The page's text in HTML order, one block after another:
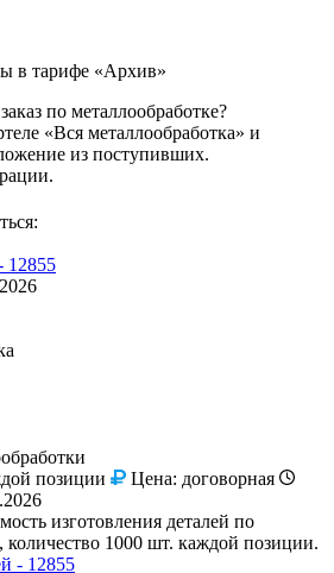
в тарифе «Архив»
по металлообработке?
«Вся металлообработка» и
из поступивших.
12855
позиции Цена: договорная
изготовления деталей по
1000 шт. каждой позиции.